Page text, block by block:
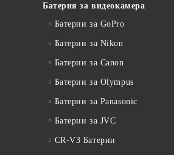
Батерия за видеокамера
Батерии за GoPro
Батерии за Nikon
Батерии за Canon
Батерии за Olympus
Батерии за Panasonic
Батерии за JVC
CR-V3 Батерии